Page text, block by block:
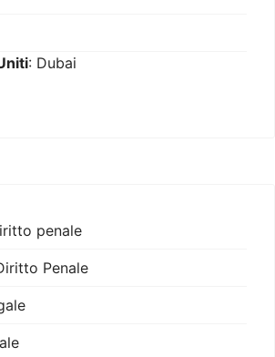
: Dubai
penale
Penale